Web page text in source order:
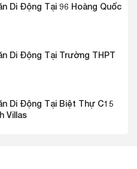
Di Động Tại 96 Hoàng Quốc
Di Động Tại Trường THPT
Di Động Tại Biệt Thự C15
Villas